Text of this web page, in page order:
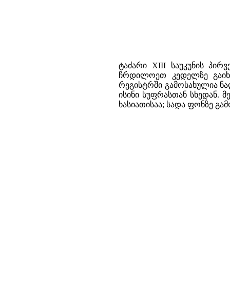
ტაძარი XIII საუკუნის
ჩრდილოეთ კედელზე
რეგისტრში გამოსახულია
ისინი სუფრასთან სხედან.
ხასიათისაა; სადა ფონზე